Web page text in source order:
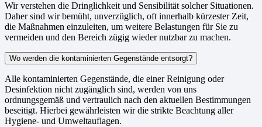
Wir verstehen die Dringlichkeit und Sensibilität solcher Situationen.
Daher sind wir bemüht, unverzüglich, oft innerhalb kürzester Zeit,
die Maßnahmen einzuleiten, um weitere Belastungen für Sie zu
vermeiden und den Bereich zügig wieder nutzbar zu machen.
Wo werden die kontaminierten Gegenstände entsorgt?
Alle kontaminierten Gegenstände, die einer Reinigung oder
Desinfektion nicht zugänglich sind, werden von uns
ordnungsgemäß und vertraulich nach den aktuellen Bestimmungen
beseitigt. Hierbei gewährleisten wir die strikte Beachtung aller
Hygiene- und Umweltauflagen.